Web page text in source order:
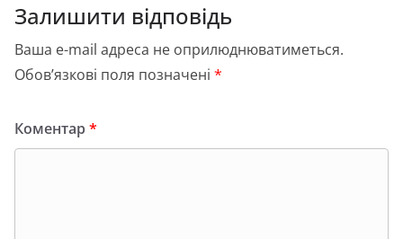
Залишити відповідь
Ваша e-mail адреса не оприлюднюватиметься.
Обов’язкові поля позначені *
Коментар*